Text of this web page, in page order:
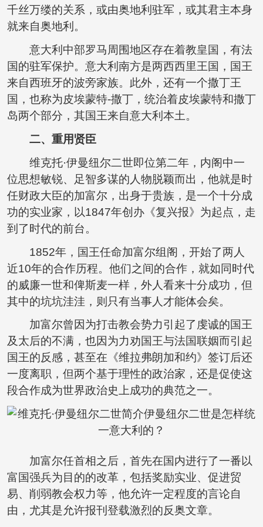
千丝万缕的关系，或由奥地利驻军，或其君主本身
就来自奥地利。
意大利中部罗马周围地区存在着教皇国，有法
国的驻军保护。意大利南方是两西西里王国，国王
来自西班牙的波旁家族。此外，还有一个撒丁王
国，也称为皮埃蒙特-撒丁，统治着皮埃蒙特和撒丁
岛两个部分，其国王来自意大利本土。
二、重用贤臣
维克托·伊曼纽尔二世即位第二年，内阁中一
位思想敏锐、足智多谋的人物脱颖而出，他就是时
任财政大臣的加富尔，出身于贵族，是一个十分成
功的实业家，以1847年创办《复兴报》为起点，走
到了时代的前台。
1852年，国王任命加富尔组阁，开始了两人
近10年的合作历程。他们之间的合作，就如同时代
的威廉一世和俾斯麦一样，外人看来十分成功，但
其中的坑坑洼洼，则只有当事人才能体会矣。
加富尔曾因为打击教会势力引起了虔诚的国王
及太后的不满，也因为力劝国王与法国联姻而引起
国王的反感，甚至在《维拉弗朗加和约》签订后还
一度离职，但两个基于理性的政治家，还是促使这
段合作成为世界政治史上成功的典范之一。
加富尔任首相之后，首先在国内进行了一番以
富国强兵为目的的改革，包括奖励实业、促进贸
易、削弱教会权力等，他允许一定程度的言论自
由，尤其是允许报刊登载激烈的反奥文章。